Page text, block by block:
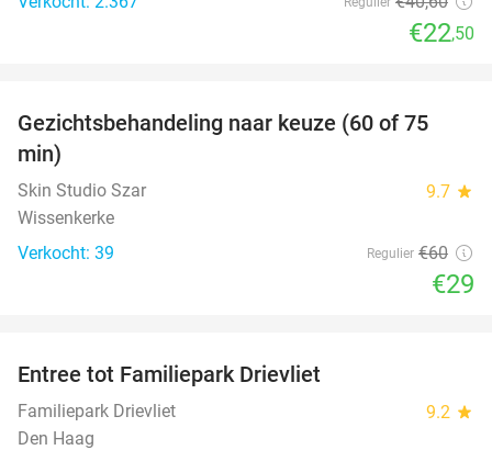
€22,50
52%
Gezichtsbehandeling naar keuze (60 of 75
min)
Skin Studio Szar 9.7 star
Wissenkerke
Verkocht: 39
Regulier €60
€29
Entree tot Familiepark Drievliet
Familiepark Drievliet 9.2 star
Den Haag